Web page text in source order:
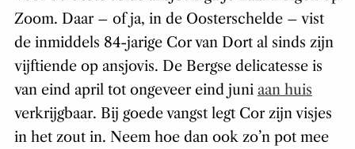
Zoom. Daar – of ja, in de Oosterschelde – vist
de inmiddels 84-jarige Cor van Dort al sinds zijn
vijftiende op ansjovis. De Bergse delicatesse is
van eind april tot ongeveer eind juni aan huis
verkrijgbaar. Bij goede vangst legt Cor zijn visjes
in het zout in. Neem hoe dan ook zo’n pot mee